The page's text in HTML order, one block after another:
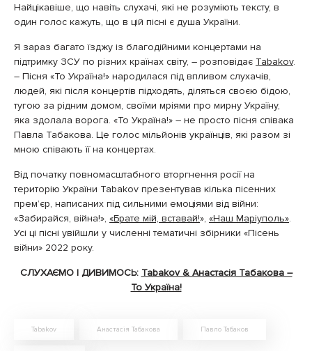
Найцікавіше, що навіть слухачі, які не розуміють тексту, в
один голос кажуть, що в цій пісні є душа України.
Я зараз багато їзджу із благодійними концертами на
підтримку ЗСУ по різних країнах світу, – розповідає Tabakov.
– Пісня «То Україна!» народилася під впливом слухачів,
людей, які після концертів підходять, діляться своєю бідою,
тугою за рідним домом, своїми мріями про мирну Україну,
яка здолала ворога. «То Україна!» – не просто пісня співака
Павла Табакова. Це голос мільйонів українців, які разом зі
мною співають її на концертах.
Від початку повномасштабного вторгнення росії на
територію України Tabakov презентував кілька пісенних
прем’єр, написаних під сильними емоціями від війни:
«Забирайся, війна!», «Брате мій, вставай!», «Наш Маріуполь».
Усі ці пісні увійшли у численні тематичні збірники «Пісень
війни» 2022 року.
СЛУХАЄМО І ДИВИМОСЬ: Tabakov & Анастасія Табакова –
То Україна!
Tabakov Анастасія Табакова Павло Табаков